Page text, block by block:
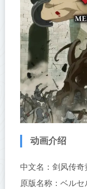
动画介绍
中文名：剑风传奇
原版名称：ベル